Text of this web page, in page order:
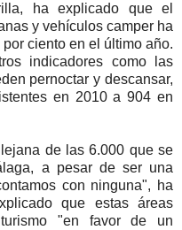
ha explicado que el
y vehículos camper ha
ciento en el último año.
indicadores como las
pernoctar y descansar,
en 2010 a 904 en
de las 6.000 que se
a pesar de ser una
con ninguna", ha
que estas áreas
"en favor de un